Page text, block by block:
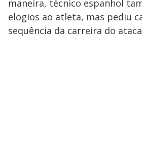
maneira, técnico espanhol
elogios ao atleta, mas pediu
sequência da carreira do